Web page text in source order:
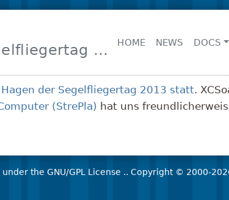
XCSoar auf dem Segelfliegertag 2013 HOME NEWS DOCS
der Segelfliegertag 2013 statt.
(StrePla) hat uns
under the GNU/GPL License .. Copyright © 2000-